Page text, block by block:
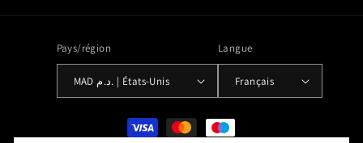
Pays/région
MAD د.م. | États-Unis
Langue
Français
Moyens